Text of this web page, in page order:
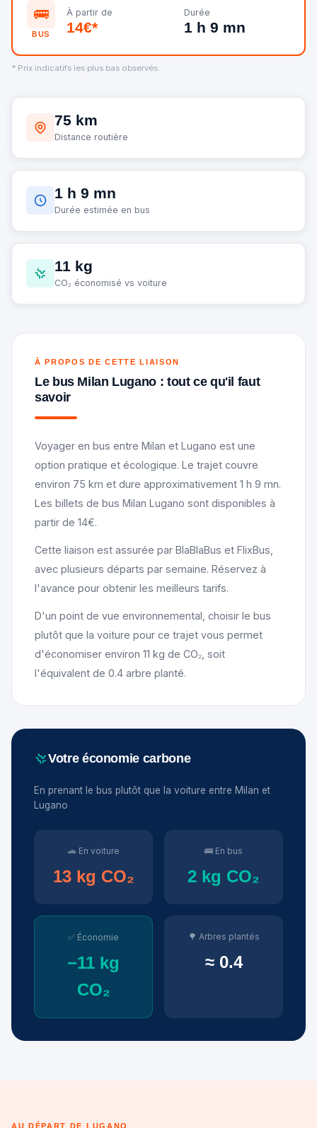
🚌
BUS
À partir de
14€*
Durée
1 h 9 mn
* Prix indicatifs les plus bas observés.
75 km
Distance routière
1 h 9 mn
Durée estimée en bus
11 kg
CO₂ économisé vs voiture
À PROPOS DE CETTE LIAISON
Le bus Milan Lugano : tout ce qu'il faut
savoir
Voyager en bus entre Milan et Lugano est une
option pratique et écologique. Le trajet couvre
environ 75 km et dure approximativement 1 h 9 mn.
Les billets de bus Milan Lugano sont disponibles à
partir de 14€.
Cette liaison est assurée par BlaBlaBus et FlixBus,
avec plusieurs départs par semaine. Réservez à
l'avance pour obtenir les meilleurs tarifs.
D'un point de vue environnemental, choisir le bus
plutôt que la voiture pour ce trajet vous permet
d'économiser environ 11 kg de CO₂, soit
l'équivalent de 0.4 arbre planté.
Votre économie carbone
En prenant le bus plutôt que la voiture entre Milan et
Lugano
🚗 En voiture
13 kg CO₂
🚌 En bus
2 kg CO₂
✅ Économie
−11 kg
CO₂
🌳 Arbres plantés
≈ 0.4
AU DÉPART DE LUGANO